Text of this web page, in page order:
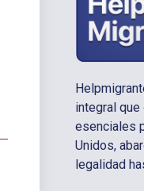
integral
esenciales
Unidos,
legalidad